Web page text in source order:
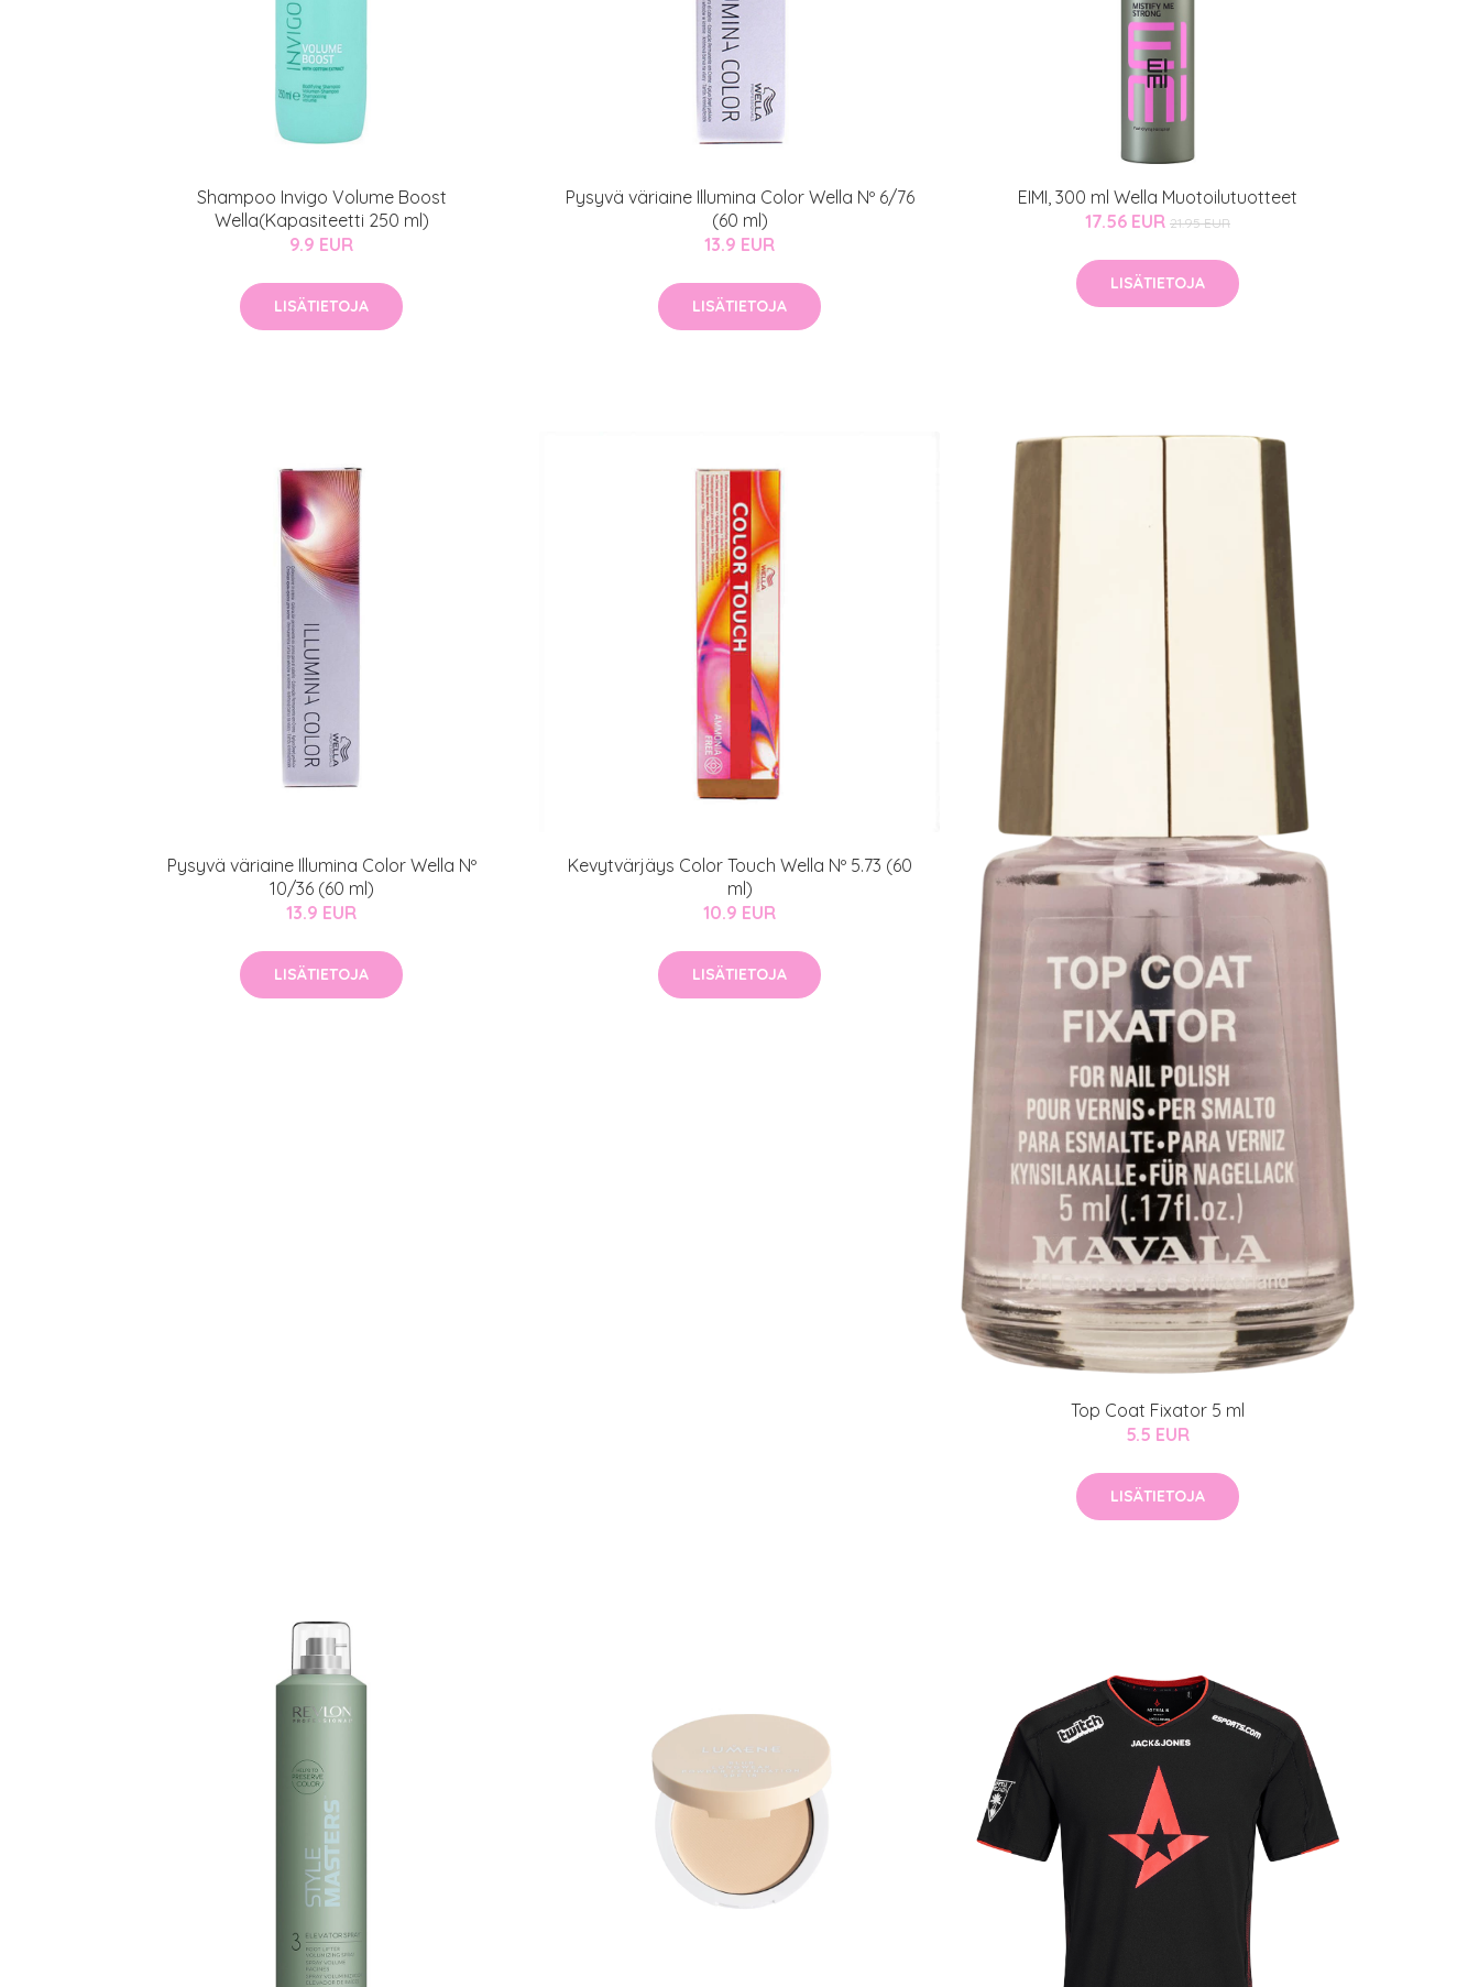
Shampoo Invigo Volume Boost
Wella(Kapasiteetti 250 ml)
9.9 EUR
LISÄTIETOJA
Pysyvä väriaine Illumina Color Wella Nº 6/76
(60 ml)
13.9 EUR
LISÄTIETOJA
EIMI, 300 ml Wella Muotoilutuotteet
17.56 EUR 21.95 EUR
LISÄTIETOJA
Pysyvä väriaine Illumina Color Wella Nº
10/36 (60 ml)
13.9 EUR
LISÄTIETOJA
Kevytvärjäys Color Touch Wella Nº 5.73 (60
ml)
10.9 EUR
LISÄTIETOJA
Top Coat Fixator 5 ml
5.5 EUR
LISÄTIETOJA
Erikoistarjous
Sponsoriltamme
IdealofMeD Kauppa
Kaikki IdealofMeDin tuotteet -20 %!
KATSO TARJOUS